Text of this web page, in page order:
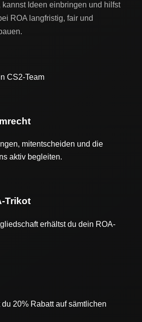
kannst Ideen einbringen und hilfst
ROA langfristig, fair und
mitentscheiden und die
aktiv begleiten.
Trikot
erhältst du dein ROA-
20% Rabatt auf sämtlichen